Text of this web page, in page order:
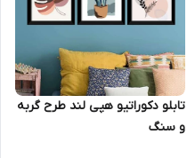
تابلو دکوراتیو هپی لند طرح گربه
و سنگ